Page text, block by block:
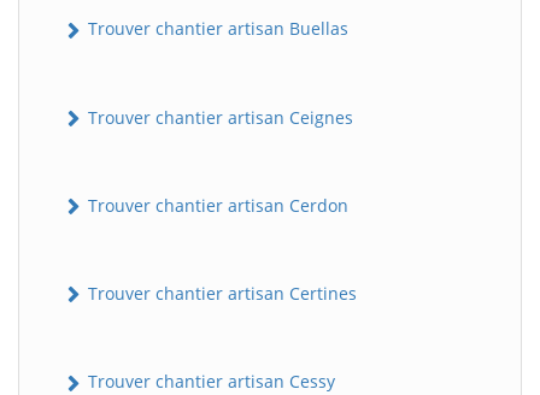
Trouver chantier artisan Buellas
Trouver chantier artisan Ceignes
Trouver chantier artisan Cerdon
Trouver chantier artisan Certines
Trouver chantier artisan Cessy